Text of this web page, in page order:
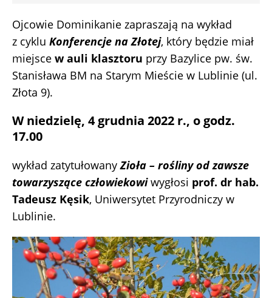
Ojcowie Dominikanie zapraszają na wykład
z cyklu Konferencje na Złotej, który będzie miał
miejsce w auli klasztoru przy Bazylice pw. św.
Stanisława BM na Starym Mieście w Lublinie (ul.
Złota 9).
W niedzielę, 4 grudnia 2022 r., o godz.
17.00
wykład zatytułowanyZioła – rośliny od zawsze
towarzyszące człowiekowiwygłosi prof. dr hab.
Tadeusz Kęsik, Uniwersytet Przyrodniczy w
Lublinie.